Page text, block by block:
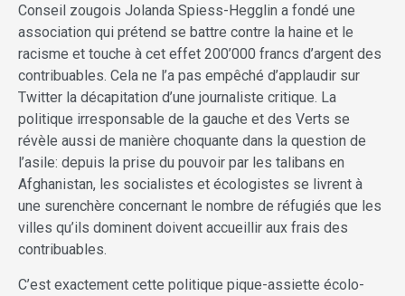
Conseil zougois Jolanda Spiess-Hegglin a fondé une
association qui prétend se battre contre la haine et le
racisme et touche à cet effet 200’000 francs d’argent des
contribuables. Cela ne l’a pas empêché d’applaudir sur
Twitter la décapitation d’une journaliste critique. La
politique irresponsable de la gauche et des Verts se
révèle aussi de manière choquante dans la question de
l’asile: depuis la prise du pouvoir par les talibans en
Afghanistan, les socialistes et écologistes se livrent à
une surenchère concernant le nombre de réfugiés que les
villes qu’ils dominent doivent accueillir aux frais des
contribuables.
C’est exactement cette politique pique-assiette écolo-